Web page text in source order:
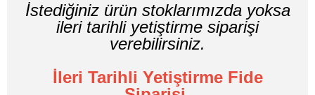
İstediğiniz ürün stoklarımızda yoksa
ileri tarihli yetiştirme siparişi
verebilirsiniz.
İleri Tarihli Yetiştirme Fide